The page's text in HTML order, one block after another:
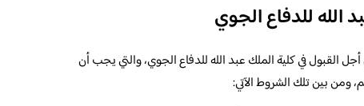
الله للدفاع الجوي
في كلية الملك عبد الله للدفاع الجوي، والتي يجب أن
ومن بين تلك الشروط الآتي: